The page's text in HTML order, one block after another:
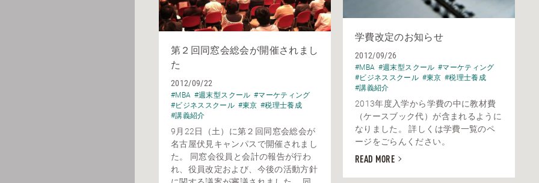
学費改定のお知らせ
2012/09/26
#MBA #週末型スクール #マーケティング
#ビジネススクール #東京 #税理士養成
#講義紹介
2013年度入学から学費の中に教材費
（ケースブック代）が含まれるように
なりました。 詳しくは学費一覧のペ
ージをごらんください。
READ MORE
第２回同窓会総会が開催されまし
た
2012/09/22
#MBA #週末型スクール #マーケティング
#ビジネススクール #東京 #税理士養成
#講義紹介
9月22日（土）に第２回同窓会総会が
名古屋伏見キャンパスで開催されまし
た。 同窓会役員と会計の報告が行わ
れ、役員改定および、今後の活動方針